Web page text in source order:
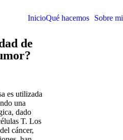
InicioQué hacemos Sobre mi
de
es utilizada
una
dado
T. Los
cáncer,